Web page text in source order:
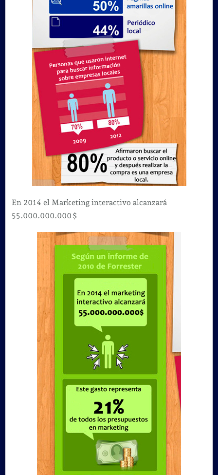
En 2014 el Marketing interactivo alcanzará
55.000.000.000 $